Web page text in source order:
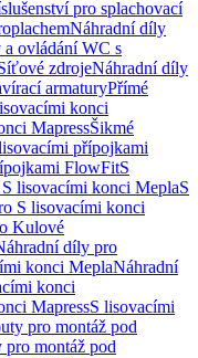
pro splachovací
Náhradní díly
a ovládání WC s
zdrojeNáhradní díly
armaturyPřímé
konci
MapressŠikmé
přípojkami
FlowFitS
lisovacími konci MeplaS
S lisovacími konci
Kulové
díly pro
konci MeplaNáhradní
konci
MapressS lisovacími
pro montáž pod
montáž pod